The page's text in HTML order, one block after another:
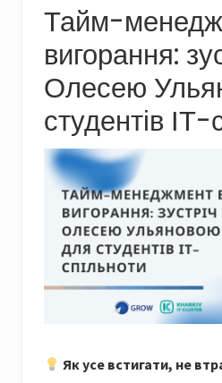
Тайм-
вигорання:
Олесею
студентів ІТ-
Як усе встигати, не